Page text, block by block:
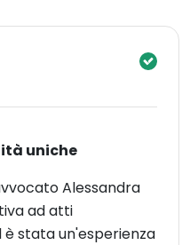
uniche
Alessandra
ad atti
stata un'esperienza